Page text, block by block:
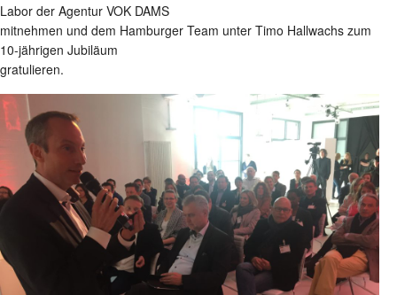
Labor der Agentur VOK DAMS
mitnehmen und dem Hamburger Team unter Timo Hallwachs zum
10-jährigen Jubiläum
gratulieren.